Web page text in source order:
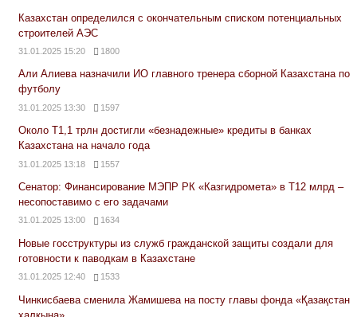
Казахстан определился с окончательным списком потенциальных
строителей АЭС
31.01.2025 15:20 1800
Али Алиева назначили ИО главного тренера сборной Казахстана по
футболу
31.01.2025 13:30 1597
Около Т1,1 трлн достигли «безнадежные» кредиты в банках
Казахстана на начало года
31.01.2025 13:18 1557
Сенатор: Финансирование МЭПР РК «Казгидромета» в Т12 млрд –
несопоставимо с его задачами
31.01.2025 13:00 1634
Новые госструктуры из служб гражданской защиты создали для
готовности к паводкам в Казахстане
31.01.2025 12:40 1533
Чинкисбаева сменила Жамишева на посту главы фонда «Қазақстан